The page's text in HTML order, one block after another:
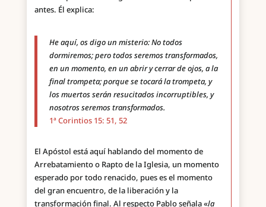
antes. Él explica:
He aquí, os digo un misterio: No todos
dormiremos; pero todos seremos transformados,
en un momento, en un abrir y cerrar de ojos, a la
final trompeta; porque se tocará la trompeta, y
los muertos serán resucitados incorruptibles, y
nosotros seremos transformados.
1ª Corintios 15: 51, 52
El Apóstol está aquí hablando del momento de
Arrebatamiento o Rapto de la Iglesia, un momento
esperado por todo renacido, pues es el momento
del gran encuentro, de la liberación y la
transformación final. Al respecto Pablo señala «la